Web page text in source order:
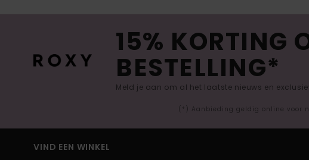
15% KORTING
BESTELLING*
Meld je aan om al het laatste nieuws en
(*) Aanbieding geldig online voor
VIND EEN WINKEL